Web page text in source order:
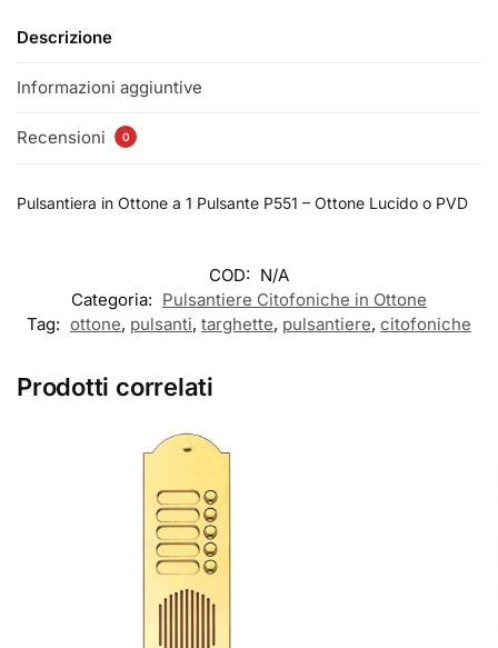
Descrizione
Informazioni aggiuntive
Recensioni 0
Pulsantiera in Ottone a 1 Pulsante P551 – Ottone Lucido o PVD
COD: N/A
Categoria: Pulsantiere Citofoniche in Ottone
Tag: ottone, pulsanti, targhette, pulsantiere, citofoniche
Prodotti correlati